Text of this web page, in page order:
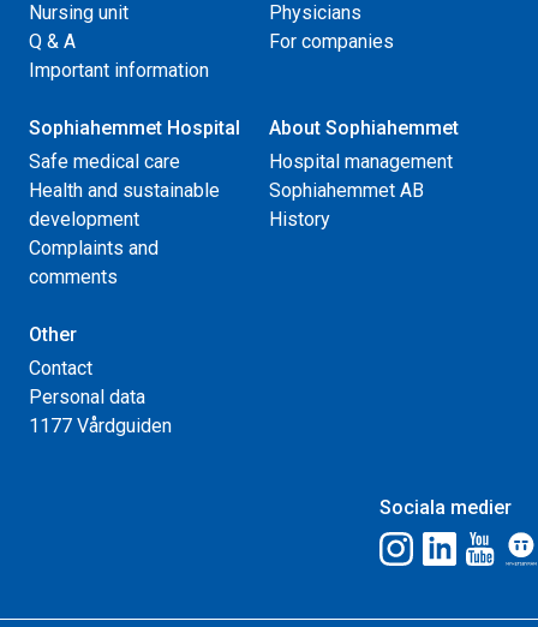
Nursing unit
Q & A
Important information
Physicians
For companies
Sophiahemmet Hospital
Safe medical care
Health and sustainable
development
Complaints and
comments
About Sophiahemmet
Hospital management
Sophiahemmet AB
History
Other
Contact
Personal data
1177 Vårdguiden
Sociala medier